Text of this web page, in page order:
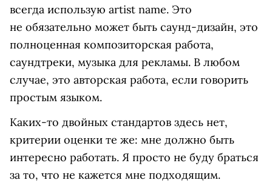
всегда использую artist name. Это
не обязательно может быть саунд-дизайн, это
полноценная композиторская работа,
саундтреки, музыка для рекламы. В любом
случае, это авторская работа, если говорить
простым языком.
Каких-то двойных стандартов здесь нет,
критерии оценки те же: мне должно быть
интересно работать. Я просто не буду браться
за то, что не кажется мне подходящим.